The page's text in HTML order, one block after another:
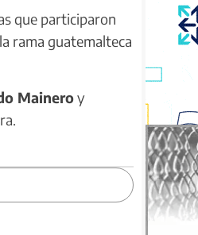
que participaron
rama guatemalteca
Maineroy